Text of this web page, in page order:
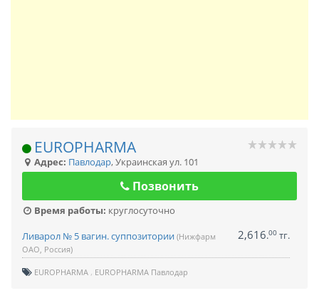
EUROPHARMA
Адрес: Павлодар,Украинская ул. 101
Позвонить
Время работы: круглосуточно
Ливарол № 5 вагин. суппозитории (Нижфарм
ОАО, Россия)
2,616.00 тг.
EUROPHARMA EUROPHARMA Павлодар